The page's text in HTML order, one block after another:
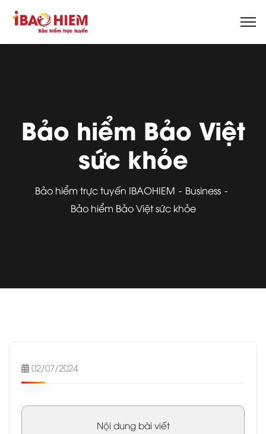
Bảo hiểm Bảo Việt
sức khỏe
Bảo hiểm trực tuyến IBAOHIEM
Business
Bảo hiểm Bảo Việt sức khỏe
02/07/2024
Nội dung bài viết